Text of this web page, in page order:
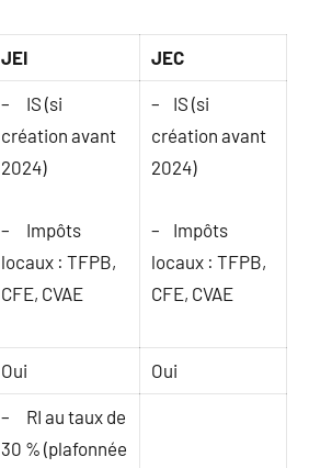
JEI JEC
– IS (si
création avant
2024)
– Impôts
locaux : TFPB,
CFE, CVAE
– IS (si
création avant
2024)
– Impôts
locaux : TFPB,
CFE, CVAE
Oui Oui
– RI au taux de
30 % (plafonnée